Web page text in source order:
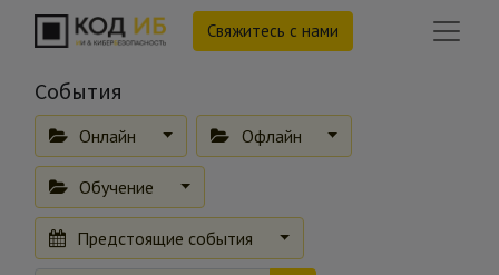
Свяжитесь с нами
События
Онлайн Офлайн
Обучение
Предстоящие события